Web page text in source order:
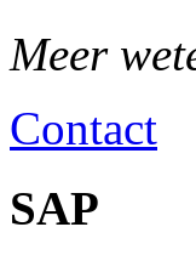
Meer
Contact
SAP